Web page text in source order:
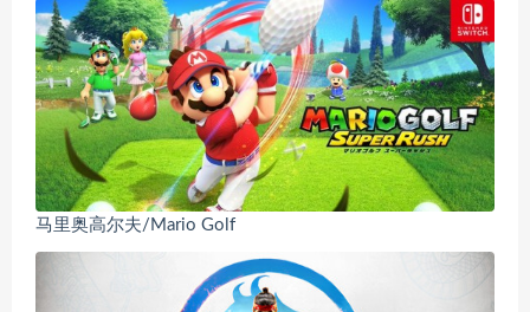
马里奥高尔夫/Mario Golf